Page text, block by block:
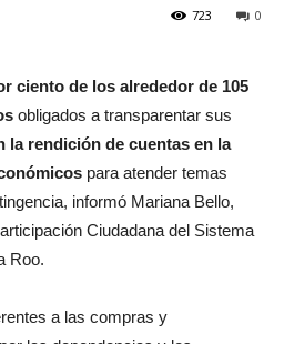
0
723
ciento de los alrededor de 105
obligados a transparentar sus
la rendición de cuentas en la
para atender temas
informó Mariana Bello,
Ciudadana del Sistema
Roo.
a las compras y